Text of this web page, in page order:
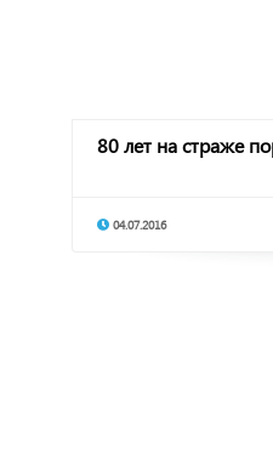
80 лет на страже
04.07.2016